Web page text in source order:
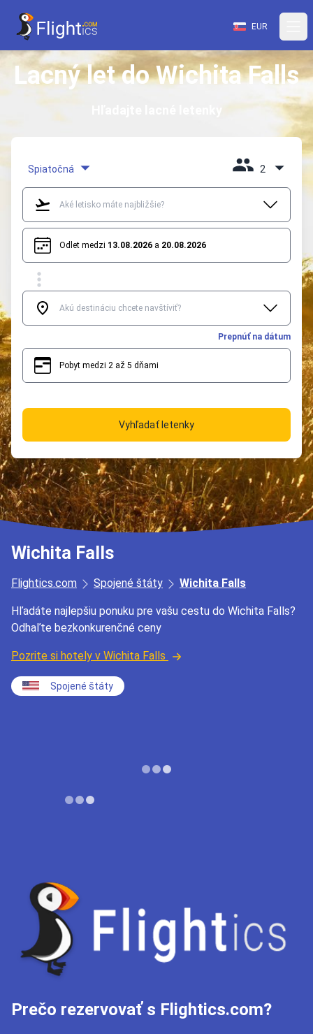
EUR
Lacný let do Wichita Falls
Spiatočná 2
Odlet medzi 13.08.2026 a 20.08.2026
Prepnúť na dátum
Pobyt medzi 2 až 5 dňami
Vyhľadať letenky
Wichita Falls
Flightics.com Spojené štáty Wichita Falls
Hľadáte najlepšiu ponuku pre vašu cestu do Wichita Falls?
Odhaľte bezkonkurenčné ceny
Pozrite si hotely v Wichita Falls
Spojené štáty
Prečo rezervovať s Flightics.com?